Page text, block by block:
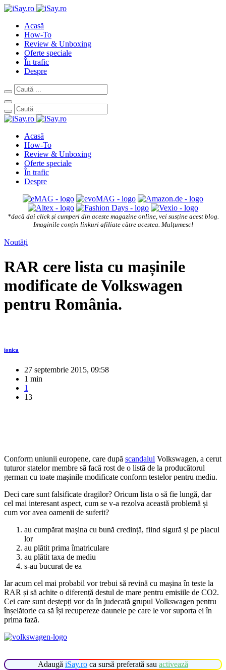
Acasă
How-To
Review & Unboxing
Oferte speciale
În trafic
Despre
Acasă
How-To
Review & Unboxing
Oferte speciale
În trafic
Despre
*dacă dai click și cumperi din aceste magazine online, vei susține acest blog.
Imaginile conțin linkuri afiliate către acestea. Mulțumesc!
Noutăți
RAR cere lista cu mașinile
modificate de Volkswagen
pentru România.
ionica
27 septembrie 2015, 09:58
1 min
1
13
Conform uniunii europene, care după scandalul Volkswagen, a cerut
tuturor statelor membre să facă rost de o listă de la producătorul
german cu toate mașinile modificate conform testelor pentru mediu.
Deci care sunt falsificate dragilor? Oricum lista o să fie lungă, dar
cel mai interesant aspect, cum se v-a rezolva această problemă și
cum vor avea oamenii de suferit?
au cumpărat mașina cu bună credință, fiind sigură și pe placul
lor
au plătit prima îmatriculare
au plătit taxa de mediu
s-au bucurat de ea
Iar acum cel mai probabil vor trebui să revină cu mașina în teste la
RAR și să achite o diferență destul de mare pentru emisiile de CO2.
Cei care sunt deștepți vor da în judecată grupul Volkswagen pentru
înșelătorie ca să își recupereze daunele pe care le vor suporta ei în
prima fază.
Adaugă iSay.ro ca sursă preferată sau activează